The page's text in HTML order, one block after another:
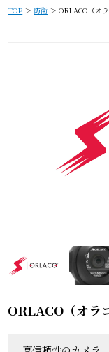
TOP ＞防衛 ＞ ORLACO（オラ
ORLACO（オラ